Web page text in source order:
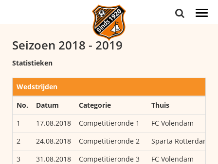
Seizoen 2018 - 2019
Statistieken
Wedstrijden
No.
Datum Categorie Thuis
1
17.08.2018 Competitieronde 1 FC Volendam
2
24.08.2018 Competitieronde 2 Sparta Rotterdam
3
31.08.2018 Competitieronde 3 FC Volendam